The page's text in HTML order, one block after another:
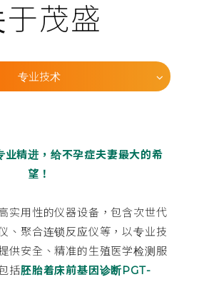
于茂盛
专业技术
业精进，给不孕症夫妻最大的希
望！
实用性的仪器设备，包含次世代
、聚合连锁反应仪等，以专业技
供安全、精准的生殖医学检测服
括胚胎着床前基因诊断PGT-